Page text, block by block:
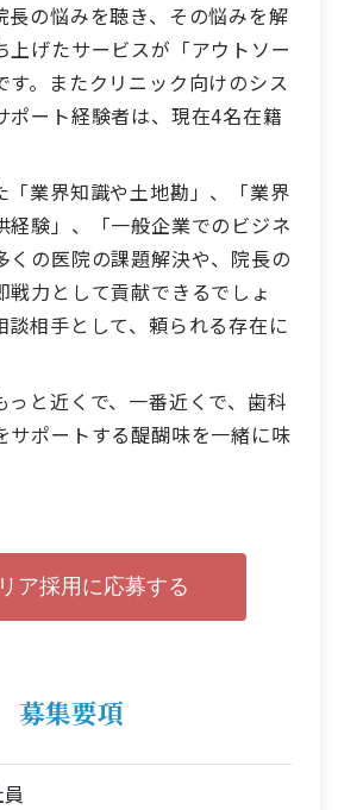
長の悩みを聴き、その悩みを解
上げたサービスが「アウトソー
す。またクリニック向けのシス
ポート経験者は、現在4名在籍
「業界知識や土地勘」、「業界
経験」、「一般企業でのビジネ
くの医院の課題解決や、院長の
戦力として貢献できるでしょ
談相手として、頼られる存在に
っと近くで、一番近くで、歯科
サポートする醍醐味を一緒に味
ア採用に応募する
募集要項